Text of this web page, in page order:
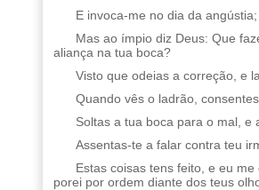
E invoca-me no dia da
Mas ao ímpio diz Deus: Que
aliança na tua boca?
Visto que odeias a correção, e
Quando vês o ladrão,
Soltas a tua boca para o mal, e
Assentas-te a falar contra teu
Estas coisas tens feito, e eu
porei por ordem diante dos teus